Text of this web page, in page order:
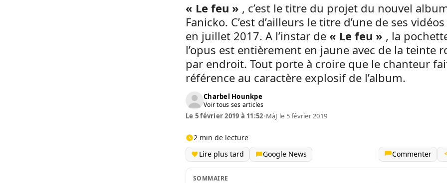
« Le feu » , c’est le titre du projet du nouvel
Fanicko. C’est d’ailleurs le titre d’une de ses
en juillet 2017. A l’instar de « Le feu » , la
l’opus est entièrement en jaune avec de la teinte
par endroit. Tout porte à croire que le chanteur
référence au caractère explosif de l’album.
Charbel Hounkpe
Voir tous ses articles
Le 5 février 2019 à 11:52•MàJ le 5 février 2019
2 min de lecture
Lire plus tard
Google News Commenter
SOMMAIRE